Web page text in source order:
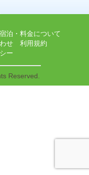
宿泊・料金について
せ
利用規約
ー
Reserved.